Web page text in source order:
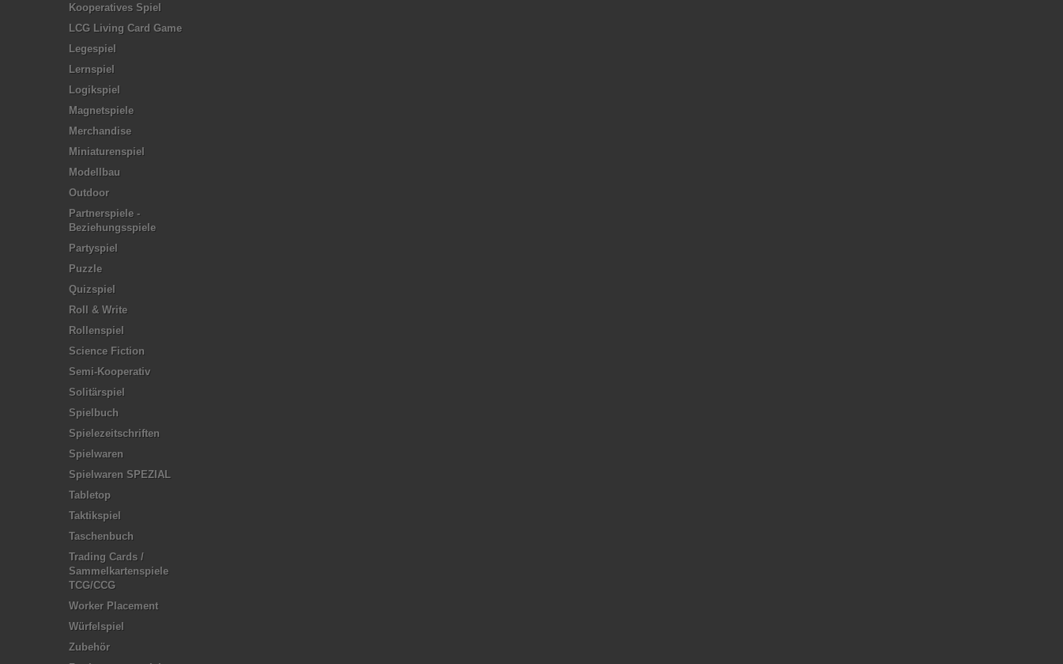
Kooperatives Spiel
LCG Living Card Game
Legespiel
Lernspiel
Logikspiel
Magnetspiele
Merchandise
Miniaturenspiel
Modellbau
Outdoor
Partnerspiele -
Beziehungsspiele
Partyspiel
Puzzle
Quizspiel
Roll & Write
Rollenspiel
Science Fiction
Semi-Kooperativ
Solitärspiel
Spielbuch
Spielezeitschriften
Spielwaren
Spielwaren SPEZIAL
Tabletop
Taktikspiel
Taschenbuch
Trading Cards /
Sammelkartenspiele
TCG/CCG
Worker Placement
Würfelspiel
Zubehör